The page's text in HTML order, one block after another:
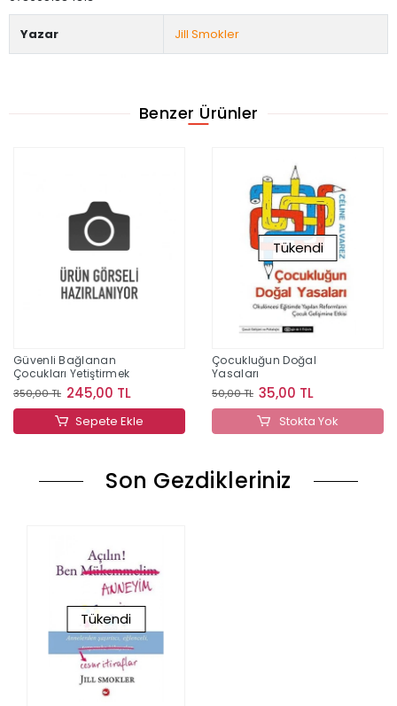
Yazar Jill Smokler
Benzer Ürünler
Güvenli Bağlanan
Çocukları Yetiştirmek
350,00 TL 245,00 TL
Sepete Ekle
Tükendi
Çocukluğun Doğal
Yasaları
50,00 TL 35,00 TL
Stokta Yok
Son Gezdikleriniz
Tükendi